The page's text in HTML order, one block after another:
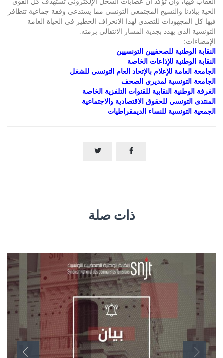
العقاب فيها، وأن تؤكد أن عصابات السحل الإلكتروني تستهدف كل القوى
الحية ببلادنا والنسيج المجتمعي التونسي مما يستدعي وقفة جماعية تتظافر
فيها كل المجهودات للتصدي لهذا الانحراف الخطير في الحياة العامة
التونسية الذي يهدد بجدية المسار الانتقالي برمته.
الإمضاءات:
النقابة الوطنية للصحفيين التونسيين
النقابة الوطنية للإذاعات الخاصة
الجامعة العامة للإعلام بالإتحاد العام التونسي للشغل
الجامعة التونسية لمديري الصحف
الغرفة الوطنية النقابية للقنوات التلفزية الخاصة
المنتدى التونسي للحقوق الاقتصادية والاجتماعية
الجمعية التونسية للنساء الديمقراطيات


ذات صلة